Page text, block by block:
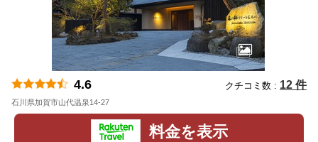
4.6 クチコミ数 : 12 件
石川県加賀市山代温泉14-27
料金を表示